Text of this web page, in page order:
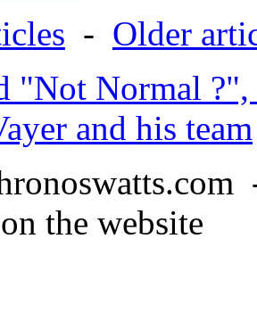
- Older
"Not Normal ?",
and his team
the website